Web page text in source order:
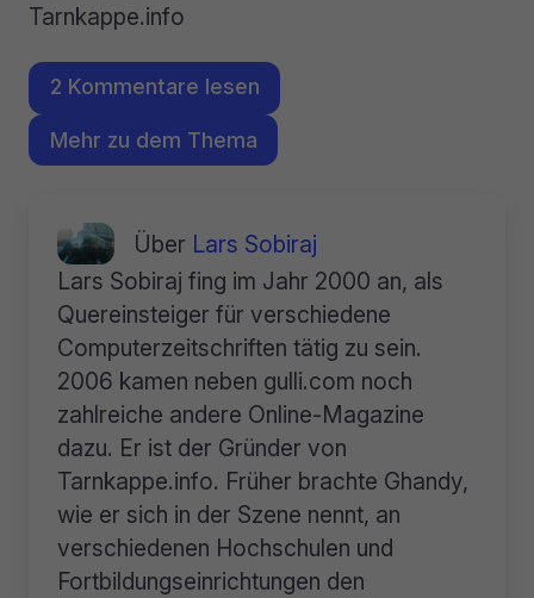
Tarnkappe.info
2 Kommentare lesen
Mehr zu dem Thema
Über Lars Sobiraj
Lars Sobiraj fing im Jahr 2000 an, als
Quereinsteiger für verschiedene
Computerzeitschriften tätig zu sein.
2006 kamen neben gulli.com noch
zahlreiche andere Online-Magazine
dazu. Er ist der Gründer von
Tarnkappe.info. Früher brachte Ghandy,
wie er sich in der Szene nennt, an
verschiedenen Hochschulen und
Fortbildungseinrichtungen den